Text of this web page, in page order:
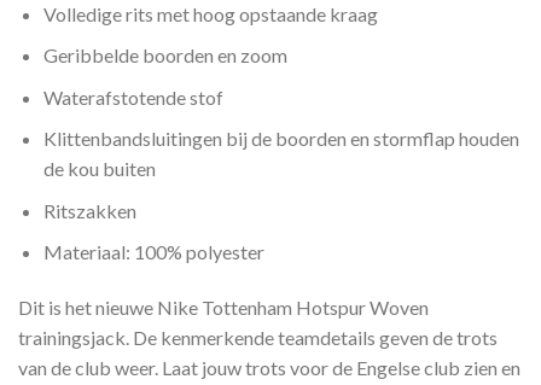
Volledige rits met hoog opstaande kraag
Geribbelde boorden en zoom
Waterafstotende stof
Klittenbandsluitingen bij de boorden en stormflap houden
de kou buiten
Ritszakken
Materiaal: 100% polyester
Dit is het nieuwe Nike Tottenham Hotspur Woven
trainingsjack. De kenmerkende teamdetails geven de trots
van de club weer. Laat jouw trots voor de Engelse club zien en